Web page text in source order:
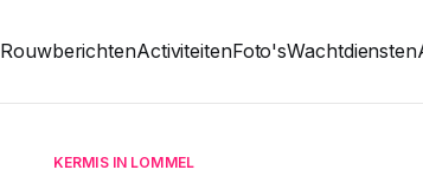
RouwberichtenActiviteitenFoto'sWachtdiensten
KERMIS IN LOMMEL